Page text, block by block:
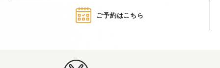
ご予約はこちら